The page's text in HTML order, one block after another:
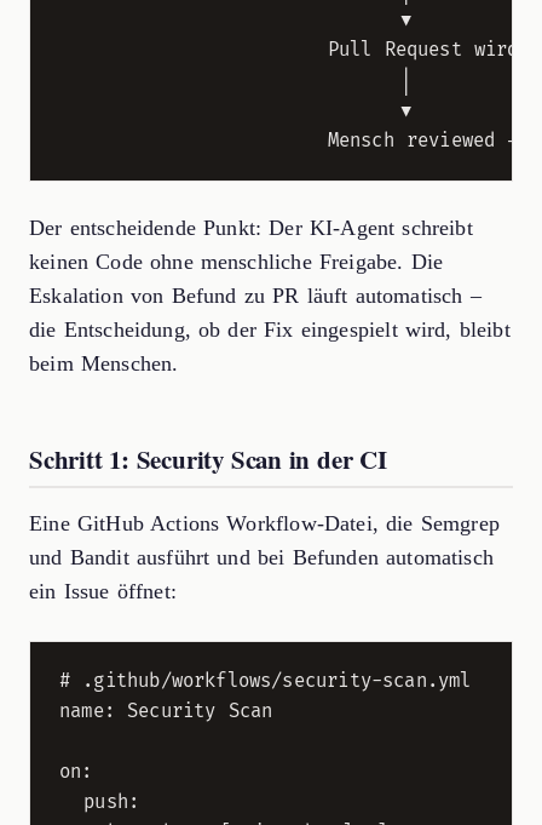
                            ▼
Pull Request wird
                            ▼
Der entscheidende Punkt: Der KI-Agent schreibt
keinen Code ohne menschliche Freigabe. Die
Eskalation von Befund zu PR läuft automatisch –
die Entscheidung, ob der Fix eingespielt wird, bleibt
beim Menschen.
Schritt 1: Security Scan in der CI
Eine GitHub Actions Workflow-Datei, die Semgrep
und Bandit ausführt und bei Befunden automatisch
ein Issue öffnet:
# .github/workflows/security-scan.yml
name: Security Scan
on:
  push: